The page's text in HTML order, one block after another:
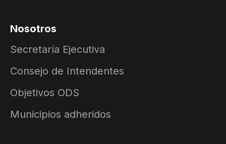
Nosotros
Secretaría Ejecutiva
Consejo de Intendentes
Objetivos ODS
Municipios adheridos